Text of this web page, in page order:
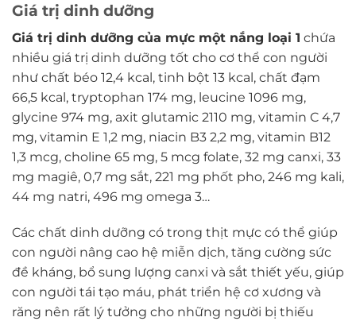
Giá trị dinh dưỡng
Giá trị dinh dưỡng của mực một nắng loại 1 chứa
nhiều giá trị dinh dưỡng tốt cho cơ thể con người
như chất béo 12,4 kcal, tinh bột 13 kcal, chất đạm
66,5 kcal, tryptophan 174 mg, leucine 1096 mg,
glycine 974 mg, axit glutamic 2110 mg, vitamin C 4,7
mg, vitamin E 1,2 mg, niacin B3 2,2 mg, vitamin B12
1,3 mcg, choline 65 mg, 5 mcg folate, 32 mg canxi, 33
mg magiê, 0,7 mg sắt, 221 mg phốt pho, 246 mg kali,
44 mg natri, 496 mg omega 3…
Các chất dinh dưỡng có trong thịt mực có thể giúp
con người nâng cao hệ miễn dịch, tăng cường sức
đề kháng, bổ sung lượng canxi và sắt thiết yếu, giúp
con người tái tạo máu, phát triển hệ cơ xương và
răng nên rất lý tưởng cho những người bị thiếu